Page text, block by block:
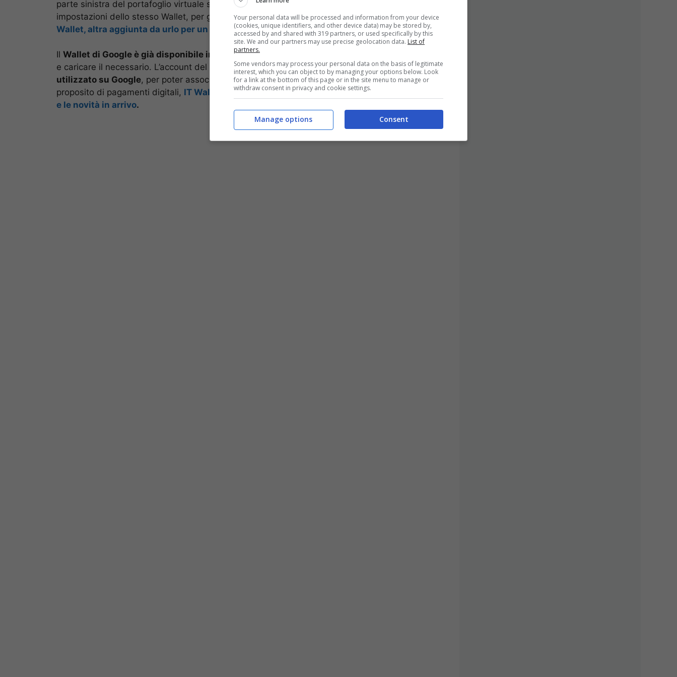
parte sinistra del portafoglio virtuale si possono
scegliere fra varie sezioni
impostazioni dello stesso Wallet, per gestire il proprio account come si desidera.Google
Wallet, altra aggiunta da urlo per un servizio sempre più completo: wow.
Il Wallet di Google è già disponibile in Italia, basta
e caricare il necessario. L’account del Google Wallet deve essere ovviamente lo stesso
utilizzato su Google, per poter associare i profili con le varie carte di pagamento. A
proposito di pagamenti digitali, IT Wallet, come funziona il portafoglio digitale dell’app IO
e le novità in arrivo.
Your personal data will be processed and information from your device
(cookies, unique identifiers, and other device data) may be stored by,
accessed by and shared with 319 partners, or used specifically by this
site. We and our partners may use precise geolocation data. List of
partners.
Some vendors may process your personal data on the basis of legitimate
interest, which you can object to by managing your options below. Look
for a link at the bottom of this page or in the site menu to manage or
withdraw consent in privacy and cookie settings.
Consent
Manage options